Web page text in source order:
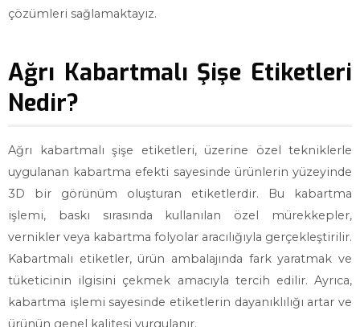
çözümleri sağlamaktayız.
Ağrı Kabartmalı Şişe Etiketleri
Nedir?
Ağrı kabartmalı şişe etiketleri, üzerine özel tekniklerle
uygulanan kabartma efekti sayesinde ürünlerin yüzeyinde
3D bir görünüm oluşturan etiketlerdir. Bu kabartma
işlemi, baskı sırasında kullanılan özel mürekkepler,
vernikler veya kabartma folyolar aracılığıyla gerçekleştirilir.
Kabartmalı etiketler, ürün ambalajında fark yaratmak ve
tüketicinin ilgisini çekmek amacıyla tercih edilir. Ayrıca,
kabartma işlemi sayesinde etiketlerin dayanıklılığı artar ve
ürünün genel kalitesi vurgulanır.